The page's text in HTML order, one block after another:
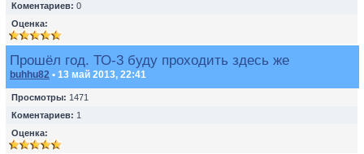
Коментариев: 0
Оценка:
Прошёл год. ТО-3 буду проходить здесь же
buhhu82 • 13 май 2013, 22:41
Просмотры: 1471
Коментариев: 1
Оценка: